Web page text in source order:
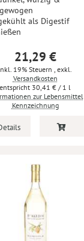
als Digestif
21,29 €
19% Steuern, exkl.
Versandkosten
30,41 € / 1 l
zur Lebensmittel
Kennzeichnung